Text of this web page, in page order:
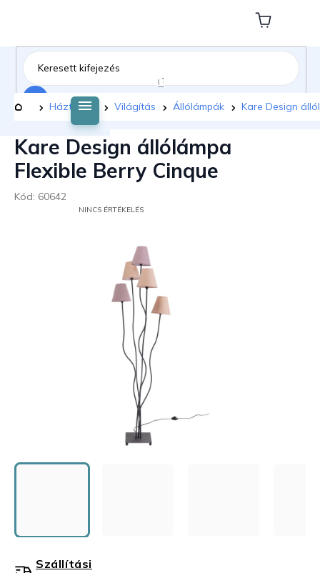
tartalomhoz
Kosár
Kezdőlap
Háztartás Világítás Állólámpák Kare Design
Kare Design állólámpa
Flexible Berry Cinque
Kód: 60642
NINCS ÉRTÉKELÉS
Szállítási